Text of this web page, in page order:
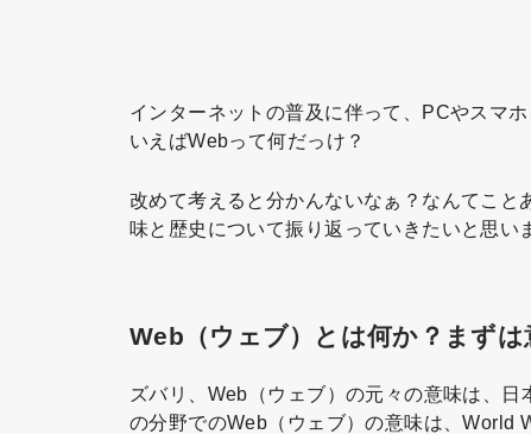
インターネットの普及に伴って、PCやスマ
いえばWebって何だっけ？
改めて考えると分かんないなぁ？なんてこ
味と歴史について振り返っていきたいと思い
Web（ウェブ）とは何か？まず
ズバリ、Web（ウェブ）の元々の意味は、
の分野でのWeb（ウェブ）の意味は、World